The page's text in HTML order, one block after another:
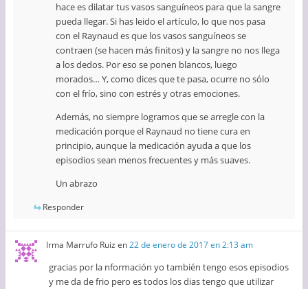
hace es dilatar tus vasos sanguíneos para que la sangre
pueda llegar. Si has leido el artículo, lo que nos pasa
con el Raynaud es que los vasos sanguíneos se
contraen (se hacen más finitos) y la sangre no nos llega
a los dedos. Por eso se ponen blancos, luego
morados… Y, como dices que te pasa, ocurre no sólo
con el frío, sino con estrés y otras emociones.
Además, no siempre logramos que se arregle con la
medicación porque el Raynaud no tiene cura en
principio, aunque la medicación ayuda a que los
episodios sean menos frecuentes y más suaves.
Un abrazo
Responder
Irma Marrufo Ruiz en22 de enero de 2017 en 2:13 am
gracias por la nformación yo también tengo esos episodios
y me da de frio pero es todos los dias tengo que utilizar